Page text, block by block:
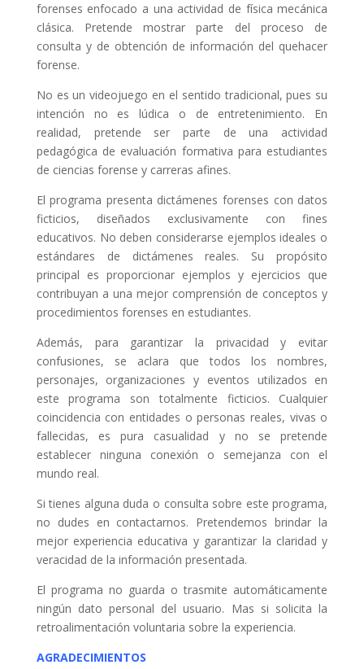
forenses enfocado a una actividad de física mecánica
clásica. Pretende mostrar parte del proceso de
consulta y de obtención de información del quehacer
forense.
No es un videojuego en el sentido tradicional, pues su
intención no es lúdica o de entretenimiento. En
realidad, pretende ser parte de una actividad
pedagógica de evaluación formativa para estudiantes
de ciencias forense y carreras afines.
El programa presenta dictámenes forenses con datos
ficticios, diseñados exclusivamente con fines
educativos. No deben considerarse ejemplos ideales o
estándares de dictámenes reales. Su propósito
principal es proporcionar ejemplos y ejercicios que
contribuyan a una mejor comprensión de conceptos y
procedimientos forenses en estudiantes.
Además, para garantizar la privacidad y evitar
confusiones, se aclara que todos los nombres,
personajes, organizaciones y eventos utilizados en
este programa son totalmente ficticios. Cualquier
coincidencia con entidades o personas reales, vivas o
fallecidas, es pura casualidad y no se pretende
establecer ninguna conexión o semejanza con el
mundo real.
Si tienes alguna duda o consulta sobre este programa,
no dudes en contactarnos. Pretendemos brindar la
mejor experiencia educativa y garantizar la claridad y
veracidad de la información presentada.
El programa no guarda o trasmite automáticamente
ningún dato personal del usuario. Mas si solicita la
retroalimentación voluntaria sobre la experiencia.
AGRADECIMIENTOS